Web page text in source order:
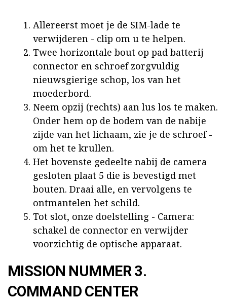
Allereerst moet je de SIM-lade te
verwijderen - clip om u te helpen.
Twee horizontale bout op pad batterij
connector en schroef zorgvuldig
nieuwsgierige schop, los van het
moederbord.
Neem opzij (rechts) aan lus los te maken.
Onder hem op de bodem van de nabije
zijde van het lichaam, zie je de schroef -
om het te krullen.
Het bovenste gedeelte nabij de camera
gesloten plaat 5 die is bevestigd met
bouten. Draai alle, en vervolgens te
ontmantelen het schild.
Tot slot, onze doelstelling - Camera:
schakel de connector en verwijder
voorzichtig de optische apparaat.
MISSION NUMMER 3.
COMMAND CENTER